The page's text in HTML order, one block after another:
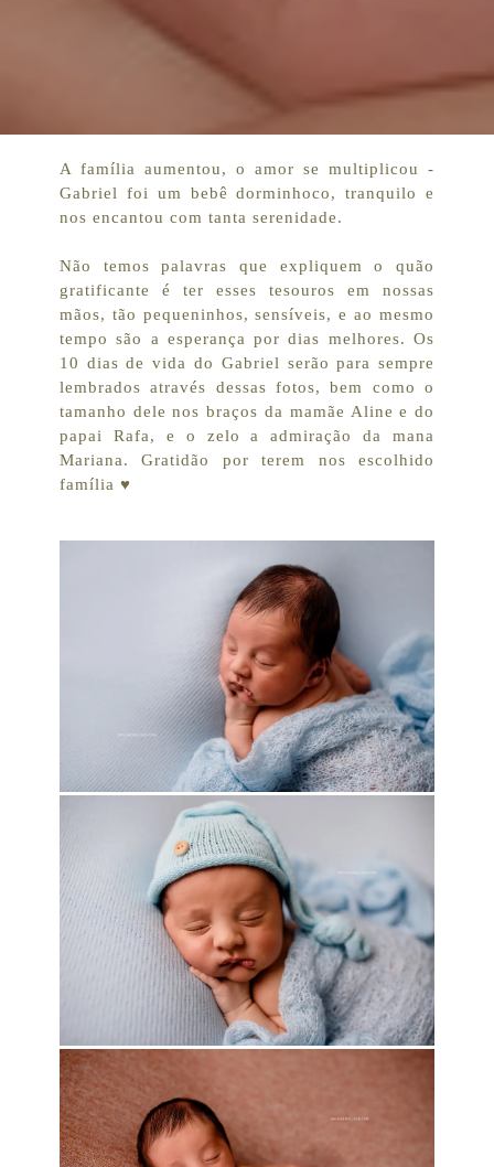
A família aumentou, o amor se multiplicou -
Gabriel foi um bebê dorminhoco, tranquilo e
nos encantou com tanta serenidade.
Não temos palavras que expliquem o quão
gratificante é ter esses tesouros em nossas
mãos, tão pequeninhos, sensíveis, e ao mesmo
tempo são a esperança por dias melhores. Os
10 dias de vida do Gabriel serão para sempre
lembrados através dessas fotos, bem como o
tamanho dele nos braços da mamãe Aline e do
papai Rafa, e o zelo a admiração da mana
Mariana. Gratidão por terem nos escolhido
família ♥